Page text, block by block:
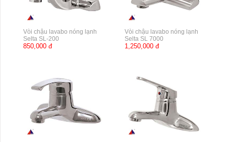
Vòi chậu lavabo nóng lạnh
Selta SL-200
850,000 đ
Vòi chậu lavabo nóng lạnh
Selta SL 7000
1,250,000 đ